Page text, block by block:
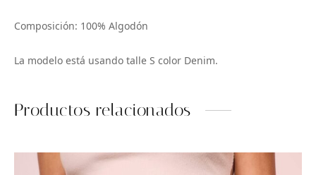
Composición: 100% Algodón
La modelo está usando talle S color Denim.
Productos relacionados